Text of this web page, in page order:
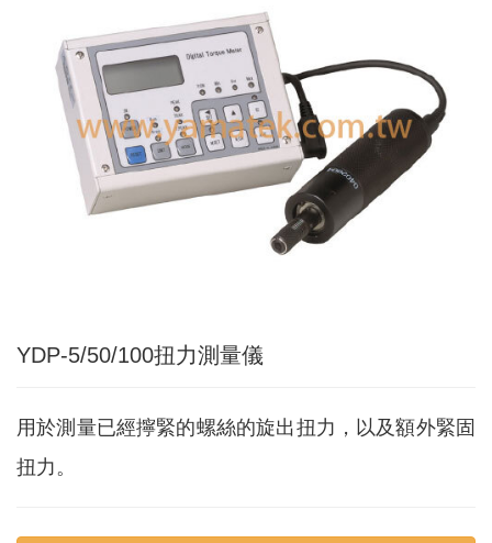
絡
我
YDP-5/50/100扭力測量儀
用於測量已經擰緊的螺絲的旋出扭力，以及額外緊固
扭力。